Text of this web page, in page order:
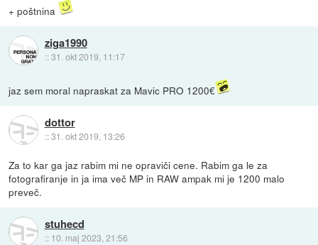
+ poštnina
ziga1990
::31. okt 2019, 11:17
jaz sem moral napraskat za Mavic PRO 1200€
dottor
::31. okt 2019, 13:26
Za to kar ga jaz rabim mi ne opraviči cene. Rabim ga le za
fotografiranje in ja ima več MP in RAW ampak mi je 1200 malo
preveč.
stuhecd
:: 10. maj 2023, 21:56